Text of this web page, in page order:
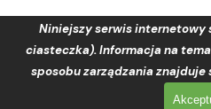
Niniejszy serwis
ciasteczka). Informacja na
sposobu zarządzania